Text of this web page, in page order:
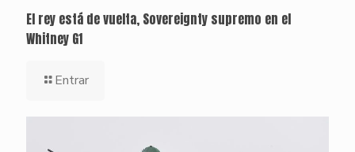
El rey está de vuelta, Sovereignty supremo en el
Whitney G1
Entrar